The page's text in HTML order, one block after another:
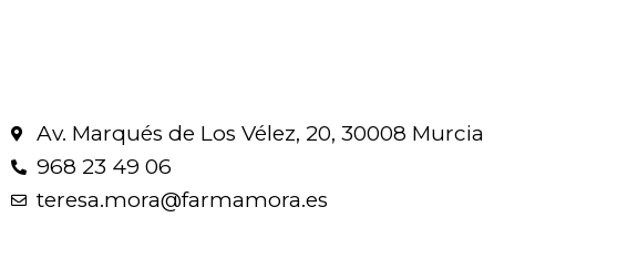
Av. Marqués de Los Vélez, 20, 30008 Murcia
968 23 49 06
teresa.mora@farmamora.es